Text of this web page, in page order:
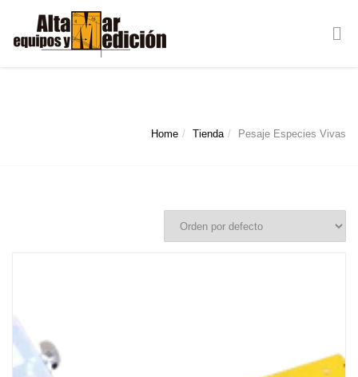
Home Tienda Pesaje Especies Vivas